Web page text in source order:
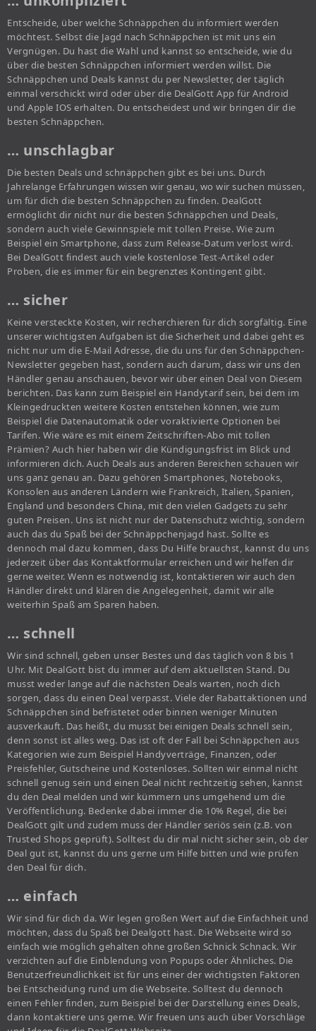
Entscheide, über welche Schnäppchen du informiert werden
möchtest. Selbst die Jagd nach Schnäppchen ist mit uns ein
Vergnügen. Du hast die Wahl und kannst so entscheide, wie du
über die besten Schnäppchen informiert werden willst. Die
Schnäppchen und Deals kannst du per Newsletter, der täglich
einmal verschickt wird oder über die DealGott App für Android
und Apple IOS erhalten. Du entscheidest und wir bringen dir die
besten Schnäppchen.
… unschlagbar
Die besten Deals und schnäppchen gibt es bei uns. Durch
Jahrelange Erfahrungen wissen wir genau, wo wir suchen müssen,
um für dich die besten Schnäppchen zu finden. DealGott
ermöglicht dir nicht nur die besten Schnäppchen und Deals,
sondern auch viele Gewinnspiele mit tollen Preise. Wie zum
Beispiel ein Smartphone, dass zum Release-Datum verlost wird.
Bei DealGott findest auch viele kostenlose Test-Artikel oder
Proben, die es immer für ein begrenztes Kontingent gibt.
… sicher
Keine versteckte Kosten, wir recherchieren für dich sorgfältig. Eine
unserer wichtigsten Aufgaben ist die Sicherheit und dabei geht es
nicht nur um die E-Mail Adresse, die du uns für den Schnäppchen-
Newsletter gegeben hast, sondern auch darum, dass wir uns den
Händler genau anschauen, bevor wir über einen Deal von Diesem
berichten. Das kann zum Beispiel ein Handytarif sein, bei dem im
Kleingedruckten weitere Kosten entstehen können, wie zum
Beispiel die Datenautomatik oder voraktivierte Optionen bei
Tarifen. Wie wäre es mit einem Zeitschriften-Abo mit tollen
Prämien? Auch hier haben wir die Kündigungsfrist im Blick und
informieren dich. Auch Deals aus anderen Bereichen schauen wir
uns ganz genau an. Dazu gehören Smartphones, Notebooks,
Konsolen aus anderen Ländern wie Frankreich, Italien, Spanien,
England und besonders China, mit den vielen Gadgets zu sehr
guten Preisen. Uns ist nicht nur der Datenschutz wichtig, sondern
auch das du Spaß bei der Schnäppchenjagd hast. Sollte es
dennoch mal dazu kommen, dass Du Hilfe brauchst, kannst du uns
jederzeit über das Kontaktformular erreichen und wir helfen dir
gerne weiter. Wenn es notwendig ist, kontaktieren wir auch den
Händler direkt und klären die Angelegenheit, damit wir alle
weiterhin Spaß am Sparen haben.
… schnell
Wir sind schnell, geben unser Bestes und das täglich von 8 bis 1
Uhr. Mit DealGott bist du immer auf dem aktuellsten Stand. Du
musst weder lange auf die nächsten Deals warten, noch dich
sorgen, dass du einen Deal verpasst. Viele der Rabattaktionen und
Schnäppchen sind befristetet oder binnen weniger Minuten
ausverkauft. Das heißt, du musst bei einigen Deals schnell sein,
denn sonst ist alles weg. Das ist oft der Fall bei Schnäppchen aus
Kategorien wie zum Beispiel Handyverträge, Finanzen, oder
Preisfehler, Gutscheine und Kostenloses. Sollten wir einmal nicht
schnell genug sein und einen Deal nicht rechtzeitig sehen, kannst
du den Deal melden und wir kümmern uns umgehend um die
Veröffentlichung. Bedenke dabei immer die 10% Regel, die bei
DealGott gilt und zudem muss der Händler seriös sein (z.B. von
Trusted Shops geprüft). Solltest du dir mal nicht sicher sein, ob der
Deal gut ist, kannst du uns gerne um Hilfe bitten und wie prüfen
den Deal für dich.
… einfach
Wir sind für dich da. Wir legen großen Wert auf die Einfachheit und
möchten, dass du Spaß bei Dealgott hast. Die Webseite wird so
einfach wie möglich gehalten ohne großen Schnick Schnack. Wir
verzichten auf die Einblendung von Popups oder Ähnliches. Die
Benutzerfreundlichkeit ist für uns einer der wichtigsten Faktoren
bei Entscheidung rund um die Webseite. Solltest du dennoch
einen Fehler finden, zum Beispiel bei der Darstellung eines Deals,
dann kontaktiere uns gerne. Wir freuen uns auch über Vorschläge